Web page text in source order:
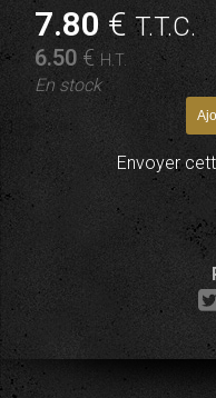
7.80 €T.T.C.
6.50 € H.T.
En stock
Envoyer